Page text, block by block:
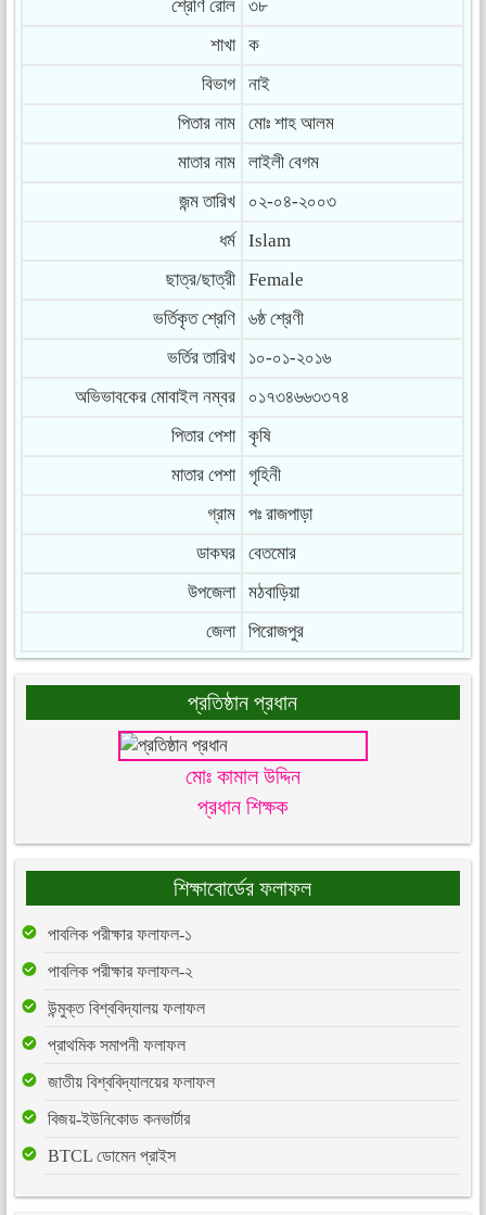
শ্রেণি রোল
৩৮
শাখা
ক
বিভাগ
নাই
পিতার নাম
মোঃ শাহ আলম
মাতার নাম
লাইলী বেগম
জন্ম তারিখ
০২-০৪-২০০৩
ধর্ম
Islam
ছাত্র/ছাত্রী
Female
ভর্তিকৃত শ্রেণি
৬ষ্ঠ শ্রেণী
ভর্তির তারিখ
১০-০১-২০১৬
অভিভাবকের মোবাইল নম্বর
০১৭৩৪৬৬৩৩৭৪
পিতার পেশা
কৃষি
মাতার পেশা
গৃহিনী
গ্রাম
পঃ রাজপাড়া
ডাকঘর
বেতমোর
উপজেলা
মঠবাড়িয়া
জেলা
পিরোজপুর
প্রতিষ্ঠান প্রধান
মোঃ কামাল উদ্দিন
প্রধান শিক্ষক
শিক্ষাবোর্ডের ফলাফল
পাবলিক পরীক্ষার ফলাফল-১
পাবলিক পরীক্ষার ফলাফল-২
উন্মুক্ত বিশ্ববিদ্যালয় ফলাফল
প্রাথমিক সমাপনী ফলাফল
জাতীয় বিশ্ববিদ্যালয়ের ফলাফল
বিজয়-ইউনিকোড কনভার্টার
BTCL ডোমেন প্রাইস